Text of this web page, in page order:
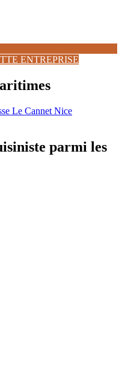
ENTREPRISE
Le Cannet Nice
parmi les